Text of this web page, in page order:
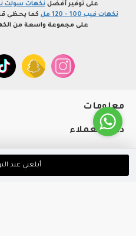
أبلغني عند
على توفير أفضلنكهات سولت
نكهات فيب 100 - 120 مل
كما يحظى
على مجموعة واسعة من
معلومات
دعم العملاء
حســـابي